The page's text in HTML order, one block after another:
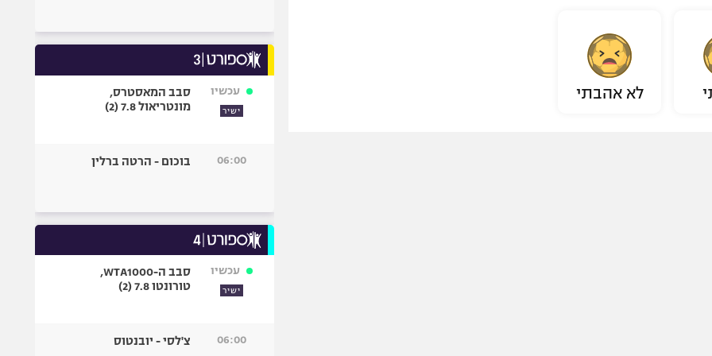
לא אהבתי עכשיו
ישיר
סבב המאסטרס,
מונטריאול 7.8 (2)
06:00 בוכום - הרטה ברלין
עכשיו
ישיר
סבב ה-WTA1000,
טורונטו 7.8 (2)
06:00 צ'לסי - יובנטוס